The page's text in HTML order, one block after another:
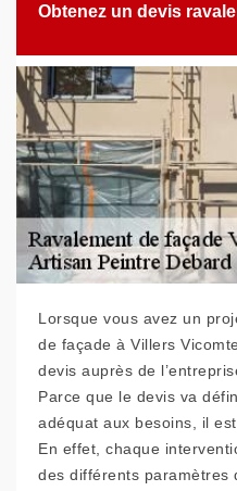
Obtenez un devis
Lorsque vous avez un
de façade à Villers
devis auprès de
Parce que le devis va
adéquat aux besoins, il
En effet, chaque
des différents paramètres